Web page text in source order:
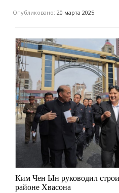
Опубликовано: 20 марта 2025
Ким Чен Ын руководил
районе Хвасона